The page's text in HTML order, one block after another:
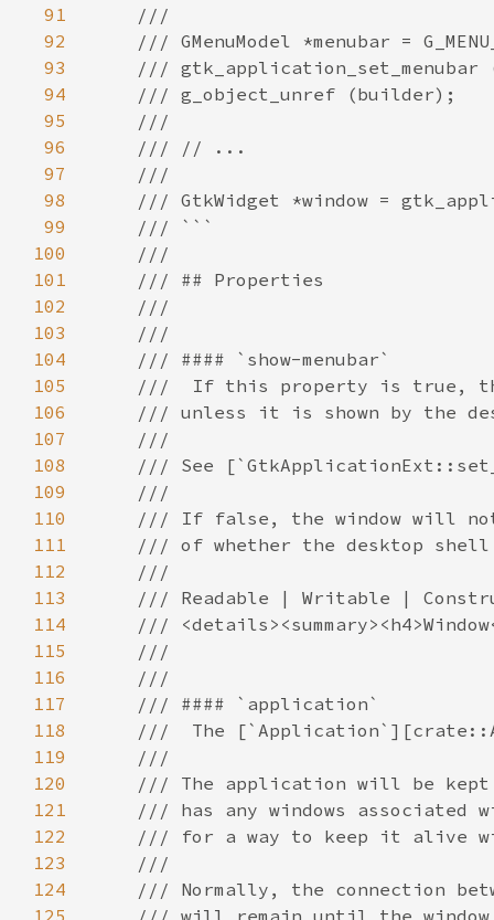
91
92
93
94
95
96
97
98
99
100
101
102
103
104
105
106
107
108
109
110
111
112
113
114
115
116
117
118
119
120
121
122
123
124
125